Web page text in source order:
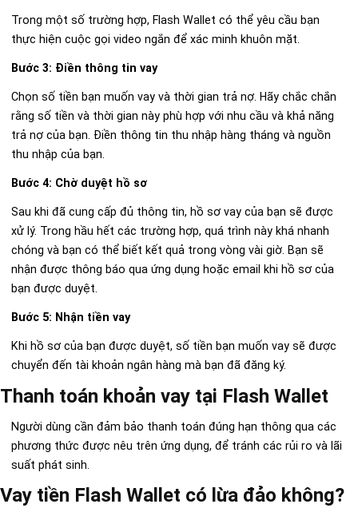
Trong một số trường hợp, Flash Wallet có thể yêu cầu bạn
thực hiện cuộc gọi video ngắn để xác minh khuôn mặt.
Bước 3: Điền thông tin vay
Chọn số tiền bạn muốn vay và thời gian trả nợ. Hãy chắc chắn
rằng số tiền và thời gian này phù hợp với nhu cầu và khả năng
trả nợ của bạn. Điền thông tin thu nhập hàng tháng và nguồn
thu nhập của bạn.
Bước 4: Chờ duyệt hồ sơ
Sau khi đã cung cấp đủ thông tin, hồ sơ vay của bạn sẽ được
xử lý. Trong hầu hết các trường hợp, quá trình này khá nhanh
chóng và bạn có thể biết kết quả trong vòng vài giờ. Bạn sẽ
nhận được thông báo qua ứng dụng hoặc email khi hồ sơ của
bạn được duyệt.
Bước 5: Nhận tiền vay
Khi hồ sơ của bạn được duyệt, số tiền bạn muốn vay sẽ được
chuyển đến tài khoản ngân hàng mà bạn đã đăng ký.
Thanh toán khoản vay tại Flash Wallet
Người dùng cần đảm bảo thanh toán đúng hạn thông qua các
phương thức được nêu trên ứng dụng, để tránh các rủi ro và lãi
suất phát sinh.
Vay tiền Flash Wallet có lừa đảo không?